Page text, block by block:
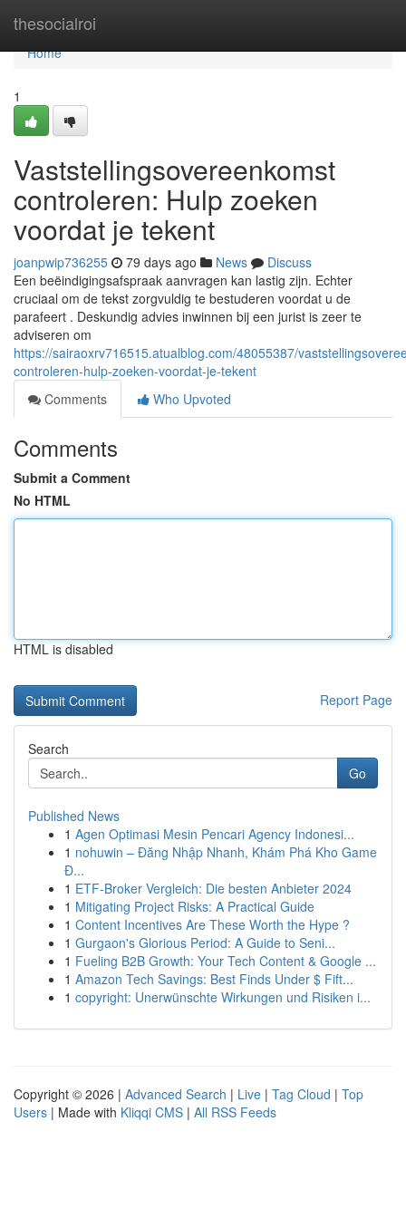
thesocialroi
Home
Home
1
Vaststellingsovereenkomst
controleren: Hulp zoeken
voordat je tekent
joanpwip736255 79 days ago News
Discuss
Een beëindigingsafspraak aanvragen kan lastig zijn. Echter
cruciaal om de tekst zorgvuldig te bestuderen voordat u de
parafeert . Deskundig advies inwinnen bij een jurist is zeer te
adviseren om
https://sairaoxrv716515.atualblog.com/48055387/
controleren-hulp-zoeken-voordat-je-tekent
Comments
Who Upvoted
Comments
Submit a Comment
No HTML
HTML is disabled
Report Page
Search
Go
Published News
1 Agen Optimasi Mesin Pencari Agency Indonesi...
1 nohuwin – Đăng Nhập Nhanh, Khám Phá Kho Game
Đ...
1 ETF-Broker Vergleich: Die besten Anbieter 2024
1 Mitigating Project Risks: A Practical Guide
1 Content Incentives Are These Worth the Hype ?
1 Gurgaon's Glorious Period: A Guide to Seni...
1 Fueling B2B Growth: Your Tech Content & Google ...
1 Amazon Tech Savings: Best Finds Under $ Fift...
1 copyright: Unerwünschte Wirkungen und Risiken i...
Copyright © 2026 | Advanced Search | Live | Tag Cloud | Top
Users | Made with Kliqqi CMS | All RSS Feeds